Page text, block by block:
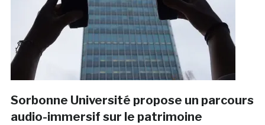
Sorbonne Université propose un parcours
audio-immersif sur le patrimoine